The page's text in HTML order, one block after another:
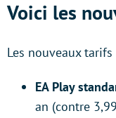
Voici les
Les nouveaux tarifs
EA Play
an (contre